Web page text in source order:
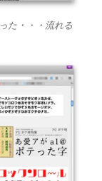
た・・・流れる